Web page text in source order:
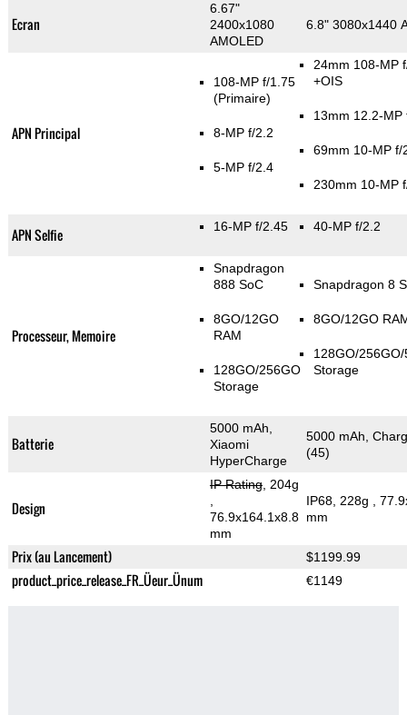
Ecran
6.67"
2400x1080
AMOLED
6.8" 3080x1440
APN Principal
108-MP f/1.75
(Primaire)
8-MP f/2.2
5-MP f/2.4
24mm 108-MP
+OIS
13mm 12.2-MP
69mm 10-MP f/
230mm 10-MP
APN Selfie 16-MP f/2.45 40-MP f/2.2
Processeur, Memoire
Snapdragon
888 SoC
8GO/12GO
RAM
128GO/256GO
Storage
Snapdragon 8
8GO/12GO
128GO/
Storage
Batterie
5000 mAh,
Xiaomi
HyperCharge
5000 mAh,
(45)
Design
IP Rating, 204g
76.9x164.1x8.8
mm
IP68, 228g
,
mm
Prix (au Lancement) $1199.99
product_price_release_FR_Üeur_Ünum €1149